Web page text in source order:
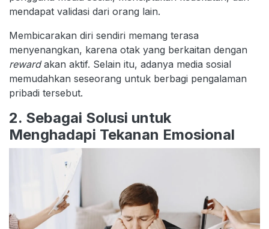
mendapat validasi dari orang lain.
Membicarakan diri sendiri memang terasa
menyenangkan, karena otak yang berkaitan dengan
rewardakan aktif. Selain itu, adanya media sosial
memudahkan seseorang untuk berbagi pengalaman
pribadi tersebut.
2. Sebagai Solusi untuk
Menghadapi Tekanan Emosional